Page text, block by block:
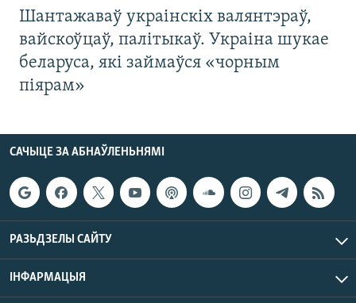
Шантажаваў украінскіх валянтэраў,
вайскоўцаў, палітыкаў. Украіна шукае
беларуса, які займаўся «чорным
піярам»
САЧЫЦЕ ЗА АБНАЎЛЕНЬНЯМІ
РАЗЬДЗЕЛЫ САЙТУ
ІНФАРМАЦЫЯ